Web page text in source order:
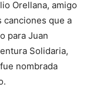
Orellana, amigo
canciones que a
para Juan
Solidaria,
nombrada